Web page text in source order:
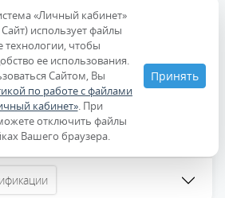
Публикации
Дисциплины
«Личный кабинет»
использует файлы
технологии, чтобы
ее использования.
Сайтом, Вы
по работе с файлами
кабинет». При
отключить файлы
Вашего браузера.
Принять